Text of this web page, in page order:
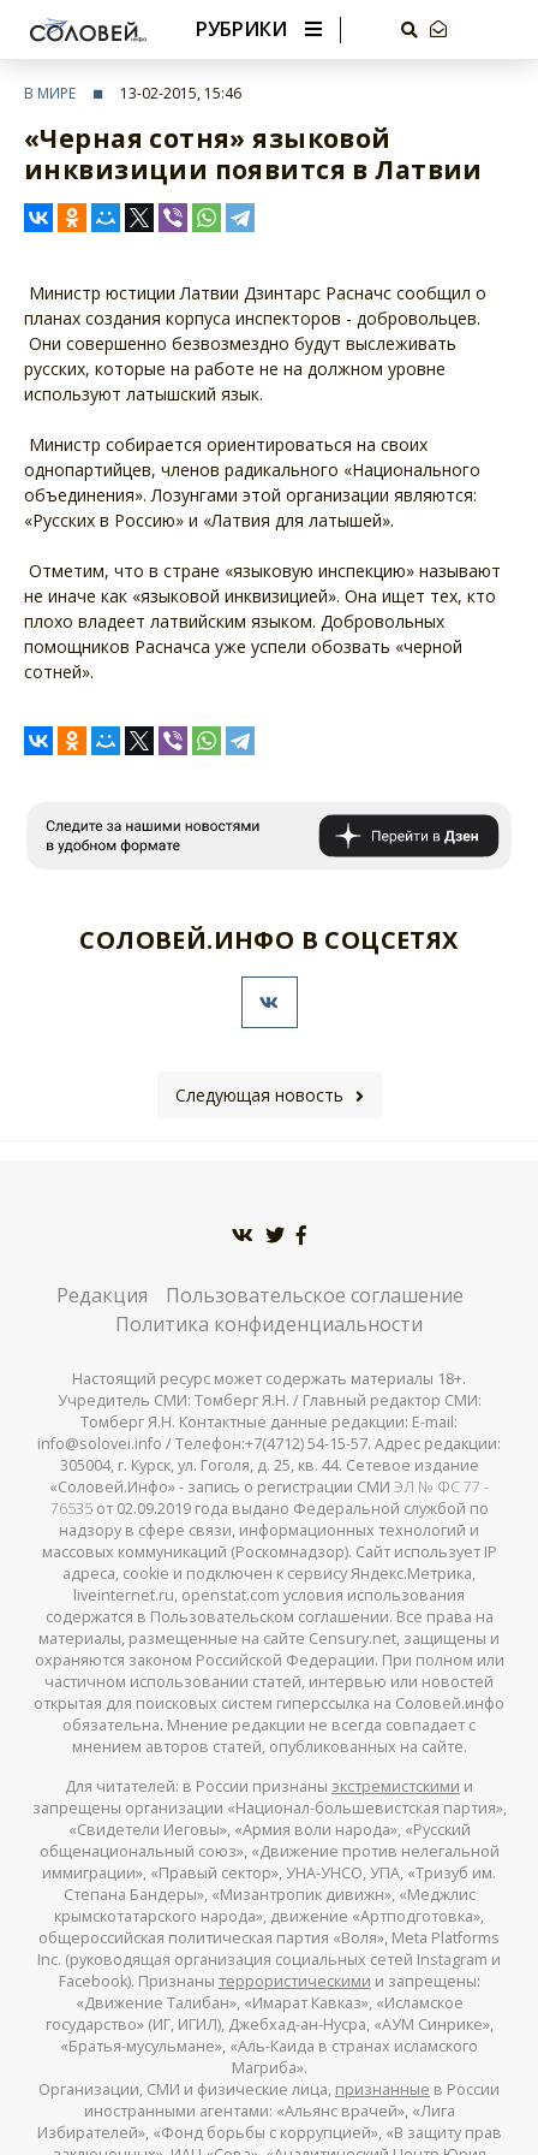
РУБРИКИ
В МИРЕ 13-02-2015, 15:46
«Черная сотня» языковой
инквизиции появится в Латвии
Министр юстиции Латвии Дзинтарс Расначс сообщил о
планах создания корпуса инспекторов - добровольцев.
Они совершенно безвозмездно будут выслеживать
русских, которые на работе не на должном уровне
используют латышский язык.
Министр собирается ориентироваться на своих
однопартийцев, членов радикального «Национального
объединения». Лозунгами этой организации являются:
«Русских в Россию» и «Латвия для латышей».
Отметим, что в стране «языковую инспекцию» называют
не иначе как «языковой инквизицией». Она ищет тех, кто
плохо владеет латвийским языком. Добровольных
помощников Расначса уже успели обозвать «черной
сотней».
СОЛОВЕЙ.ИНФО В СОЦСЕТЯХ
Следующая новость
Редакция
Пользовательское соглашение
Политика конфиденциальности
Настоящий ресурс может содержать материалы 18+.
Учредитель СМИ: Томберг Я.Н. / Главный редактор СМИ:
Томберг Я.Н. Контактные данные редакции: E-mail:
info@solovei.info / Телефон:+7(4712) 54-15-57. Адрес редакции:
305004, г. Курск, ул. Гоголя, д. 25, кв. 44. Сетевое издание
«Соловей.Инфо» - запись о регистрации СМИ ЭЛ № ФС 77 -
76535от 02.09.2019 года выдано Федеральной службой по
надзору в сфере связи, информационных технологий и
массовых коммуникаций (Роскомнадзор). Сайт использует IP
адреса, cookie и подключен к сервису Яндекс.Метрика,
liveinternet.ru, openstat.com условия использования
содержатся в Пользовательском соглашении. Все права на
материалы, размещенные на сайте Censury.net, защищены и
охраняются законом Российской Федерации. При полном или
частичном использовании статей, интервью или новостей
открытая для поисковых систем гиперссылка на Соловей.инфо
обязательна. Мнение редакции не всегда совпадает с
мнением авторов статей, опубликованных на сайте.
Для читателей: в России признаны экстремистскими и
запрещены организации «Национал-большевистская партия»,
«Свидетели Иеговы», «Армия воли народа», «Русский
общенациональный союз», «Движение против нелегальной
иммиграции», «Правый сектор», УНА-УНСО, УПА, «Тризуб им.
Степана Бандеры», «Мизантропик дивижн», «Меджлис
крымскотатарского народа», движение «Артподготовка»,
общероссийская политическая партия «Воля», Meta Platforms
Inc. (руководящая организация социальных сетей Instagram и
Facebook). Признаны террористическими и запрещены:
«Движение Талибан», «Имарат Кавказ», «Исламское
государство» (ИГ, ИГИЛ), Джебхад-ан-Нусра, «АУМ Синрике»,
«Братья-мусульмане», «Аль-Каида в странах исламского
Магриба».
Организации, СМИ и физические лица, признанные в России
иностранными агентами: «Альянс врачей», «Лига
Избирателей», «Фонд борьбы с коррупцией», «В защиту прав